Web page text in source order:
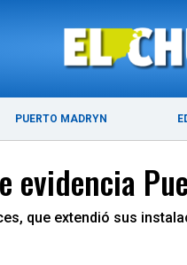
PUERTO MADRYN
que extendió sus